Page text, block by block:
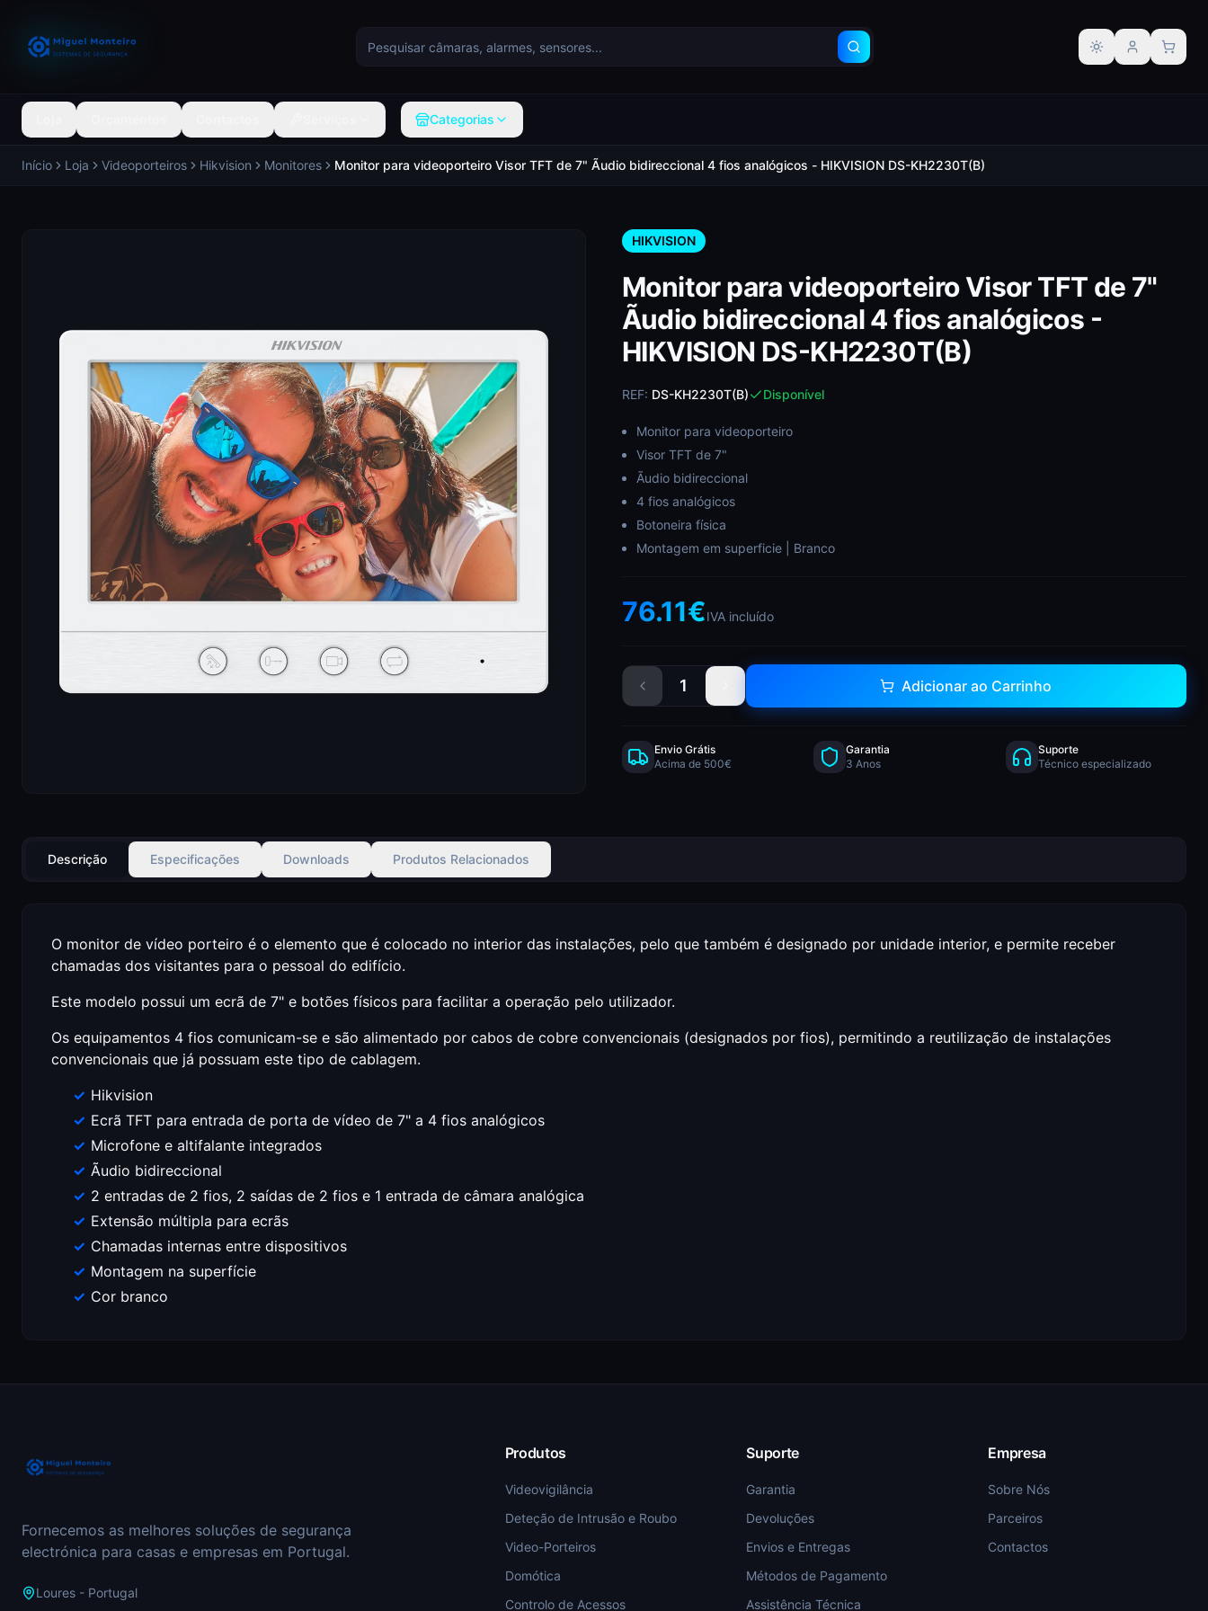
Alternar tema
Categorias
Início Loja Videoporteiros Hikvision Monitores Monitor para videoporteiro Visor TFT de 7" Ãudio bidireccional 4 fios analógicos - HIKVISION DS-KH2230T(B)
HIKVISION
Monitor para videoporteiro Visor TFT de 7"
Ãudio bidireccional 4 fios analógicos -
HIKVISION DS-KH2230T(B)
REF: DS-KH2230T(B) Disponível
Monitor para videoporteiro
Visor TFT de 7"
Ãudio bidireccional
4 fios analógicos
Botoneira física
Montagem em superficie | Branco
76.11€IVA incluído
1 Adicionar ao Carrinho
Envio Grátis
Acima de 500€
Garantia
3 Anos
Suporte
Técnico especializado
Descrição Especificações Downloads Produtos Relacionados
O monitor de vídeo porteiro é o elemento que é colocado no interior das instalações, pelo que também é designado por unidade interior, e permite receber
chamadas dos visitantes para o pessoal do edifício.
Este modelo possui um ecrã de 7" e botões físicos para facilitar a operação pelo utilizador.
Os equipamentos 4 fios comunicam-se e são alimentado por cabos de cobre convencionais (designados por fios), permitindo a reutilização de instalações
convencionais que já possuam este tipo de cablagem.
Hikvision
Ecrã TFT para entrada de porta de vídeo de 7" a 4 fios analógicos
Microfone e altifalante integrados
Ãudio bidireccional
2 entradas de 2 fios, 2 saídas de 2 fios e 1 entrada de câmara analógica
Extensão múltipla para ecrãs
Chamadas internas entre dispositivos
Montagem na superfície
Cor branco
Fornecemos as melhores soluções de segurança
electrónica para casas e empresas em Portugal.
Loures - Portugal
Produtos
Videovigilância
Deteção de Intrusão e Roubo
Video-Porteiros
Domótica
Controlo de Acessos
Suporte
Garantia
Devoluções
Envios e Entregas
Métodos de Pagamento
Assistência Técnica
Empresa
Sobre Nós
Parceiros
Contactos